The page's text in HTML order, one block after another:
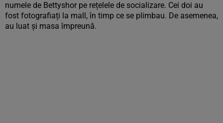
numele de Bettyshor pe rețelele de socializare. Cei doi au
fost fotografiați la mall, în timp ce se plimbau. De asemenea,
au luat și masa împreună.